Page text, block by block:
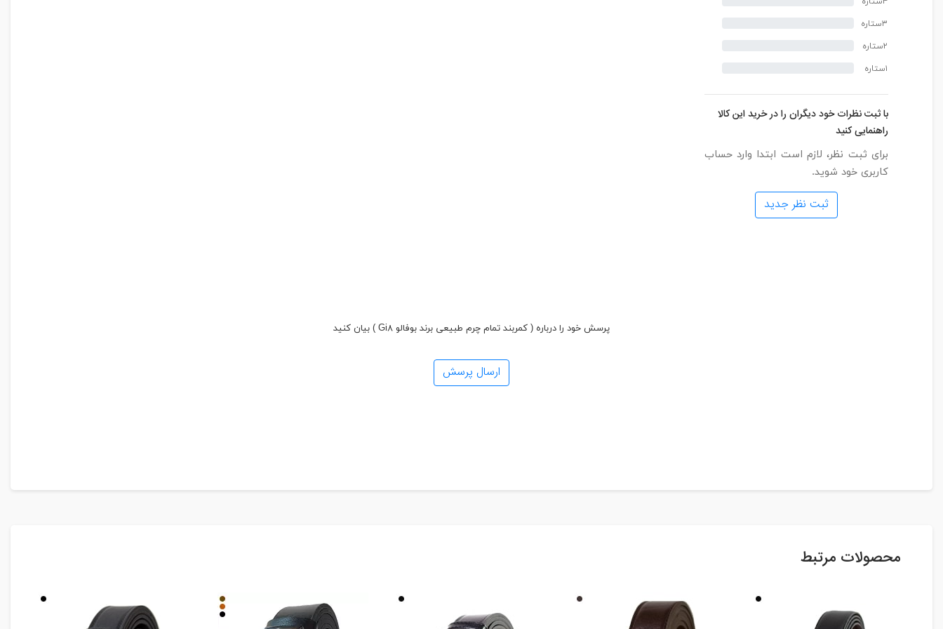
۳ستاره
۲ستاره
۱ستاره
با ثبت نظرات خود دیگران را در خرید این کالا
راهنمایی کنید
برای ثبت نظر، لازم است ابتدا وارد حساب
کاربری خود شوید.
ثبت نظر جدید
پرسش خود را درباره ( کمربند تمام چرم طبیعی برند بوفالو Gi۸ ) بیان کنید
ارسال پرسش
محصولات مرتبط